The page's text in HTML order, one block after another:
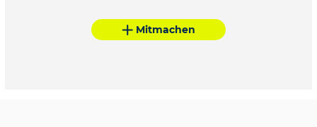
Mitmachen